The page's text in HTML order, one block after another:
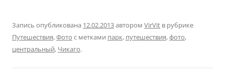
результате это
смотрится как
маленький оазис, к тому
же с симпатичной
Запись опубликована 12.02.2013автором VirVit в рубрике
Путешествия,Фото с метками парк, путешествия,фото,
центральный, Чикаго.